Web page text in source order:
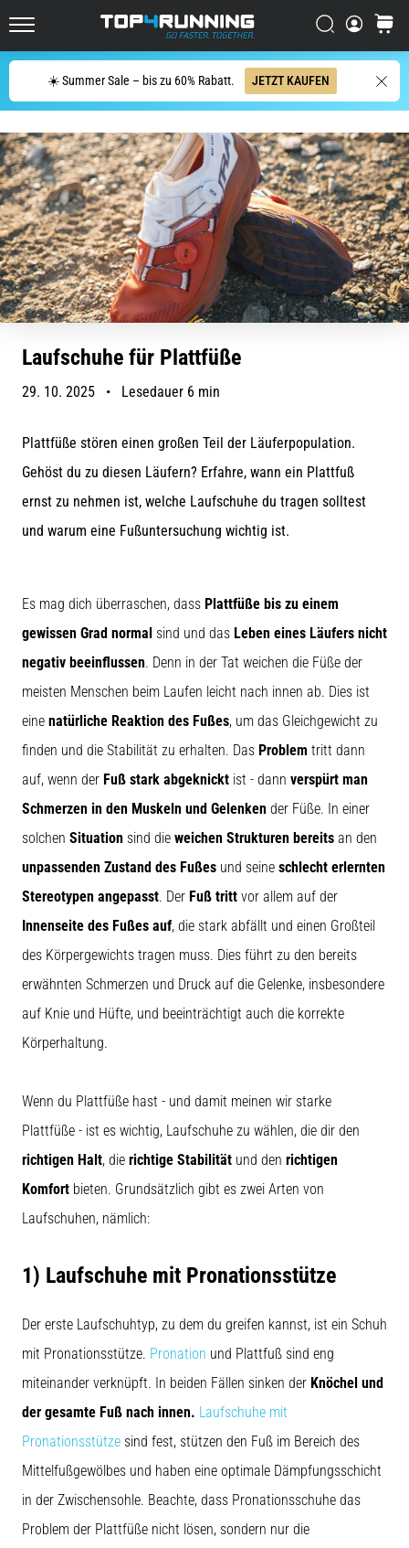
☀️ Summer Sale – bis zu 60% Rabatt. JETZT KAUFEN
Suchen
mindestens
einmal
–
egal
ob
Hobbysportler
oder
Profi.
Was
sind
die…
5. 8. 2026
Lesedauer 6 min
Plantarfasziitis:
Ursachen
und
Behandlung
Leidest
du
dem
Laufen
stechenden
Fersenschmerzen?
Eine
häufigsten
Ursachen
die…
5. 8. 2026
Lesedauer 8 min
Kohlenhydrat-
Superkompensation:
Wie
beeinflusst
sie
die
Es
dass
Kohlenhydrat-
die
Ausdauerleistung
das
Finde
woraus…
Alle
Artikel
anzeigen
Laufschuhe für Plattfüße
29. 10. 2025 • Lesedauer 6 min
Plattfüße stören einen großen Teil der Läuferpopulation.
Gehöst du zu diesen Läufern? Erfahre, wann ein Plattfuß
ernst zu nehmen ist, welche Laufschuhe du tragen solltest
und warum eine Fußuntersuchung wichtig ist.
Es mag dich überraschen, dass Plattfüße bis zu einem
gewissen Grad normal sind und das Leben eines Läufers nicht
negativ beeinflussen. Denn in der Tat weichen die Füße der
meisten Menschen beim Laufen leicht nach innen ab. Dies ist
eine natürliche Reaktion des Fußes, um das Gleichgewicht zu
finden und die Stabilität zu erhalten. Das Problem tritt dann
auf, wenn der Fuß stark abgeknickt ist - dann verspürt man
Schmerzen in den Muskeln und Gelenken der Füße. In einer
solchen Situation sind die weichen Strukturen bereits an den
unpassenden Zustand des Fußes und seine schlecht erlernten
Stereotypen angepasst. Der Fuß tritt vor allem auf der
Innenseite des Fußes auf, die stark abfällt und einen Großteil
des Körpergewichts tragen muss. Dies führt zu den bereits
erwähnten Schmerzen und Druck auf die Gelenke, insbesondere
auf Knie und Hüfte, und beeinträchtigt auch die korrekte
Körperhaltung.
Wenn du Plattfüße hast - und damit meinen wir starke
Plattfüße - ist es wichtig, Laufschuhe zu wählen, die dir den
richtigen Halt, die richtige Stabilität und den richtigen
Komfort bieten. Grundsätzlich gibt es zwei Arten von
Laufschuhen, nämlich:
1) Laufschuhe mit Pronationsstütze
Der erste Laufschuhtyp, zu dem du greifen kannst, ist ein Schuh
mit Pronationsstütze. Pronation und Plattfuß sind eng
miteinander verknüpft. In beiden Fällen sinken der Knöchel und
der gesamte Fuß nach innen. Laufschuhe mit
Pronationsstütze sind fest, stützen den Fuß im Bereich des
Mittelfußgewölbes und haben eine optimale Dämpfungsschicht
in der Zwischensohle. Beachte, dass Pronationsschuhe das
Problem der Plattfüße nicht lösen, sondern nur die